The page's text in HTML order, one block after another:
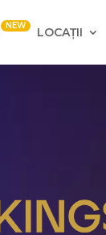
LOCAȚII